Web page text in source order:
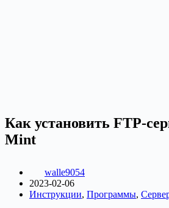
Как установить FTP-
Mint
walle9054
2023-02-06
Инструкции, Программы,